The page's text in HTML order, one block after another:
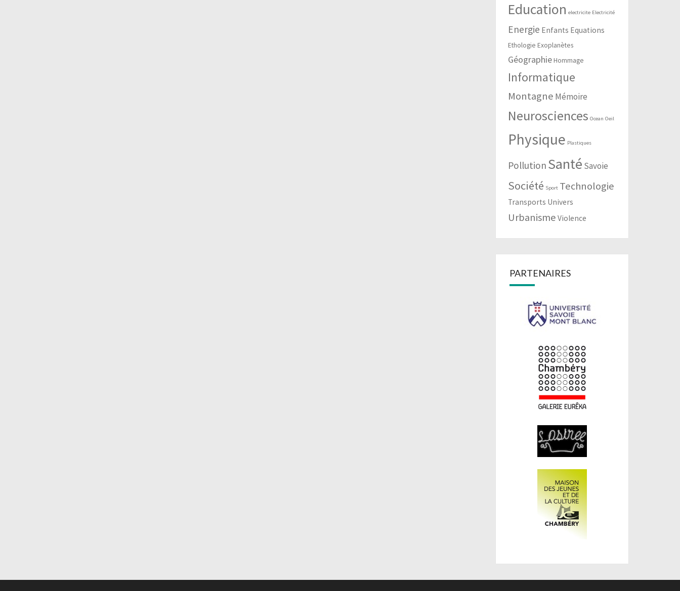
Education electricite Electricité
Energie Enfants Equations
Ethologie Exoplanètes
Géographie Hommage
Informatique
Montagne Mémoire
Neurosciences Ocean Oeil
Physique Plastiques
Pollution Santé Savoie
Société Sport Technologie
Transports Univers
Urbanisme Violence
PARTENAIRES